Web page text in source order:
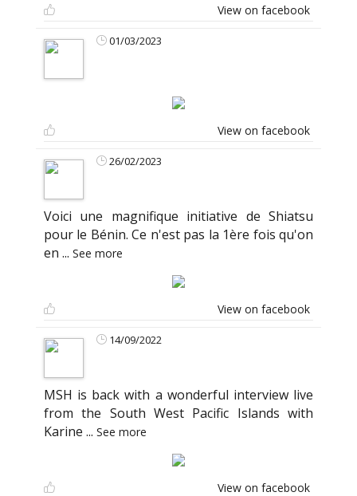
View on facebook
01/03/2023
View on facebook
26/02/2023
Voici une magnifique initiative de Shiatsu
pour le Bénin. Ce n'est pas la 1ère fois qu'on
en ... See more
View on facebook
14/09/2022
MSH is back with a wonderful interview live
from the South West Pacific Islands with
Karine ... See more
View on facebook